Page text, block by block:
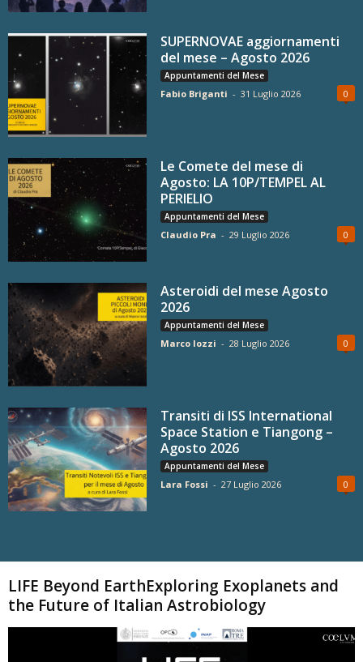
SUPERNOVAE aggiornamenti
del mese – Agosto 2026
Appuntamenti del Mese
Fabio Briganti - 31 Luglio 2026 0
Le Comete del mese di
Agosto: LA 10P/TEMPEL AL
PERIELIO
Appuntamenti del Mese
Claudio Pra - 29 Luglio 2026 0
Asteroidi del mese Agosto
2026
Appuntamenti del Mese
Marco Iozzi - 28 Luglio 2026 0
Transiti di ISS International
Space Station e Tiangong –
Agosto 2026
Appuntamenti del Mese
Lara Fossi - 27 Luglio 2026 0
LIFE Beyond EarthExploring Exoplanets and
the Future of Italian Astrobiology